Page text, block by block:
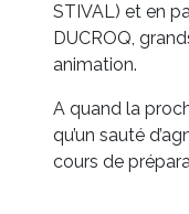
STIVAL) et en
DUCROQ,
animation.
A quand la
qu’un sauté
cours de